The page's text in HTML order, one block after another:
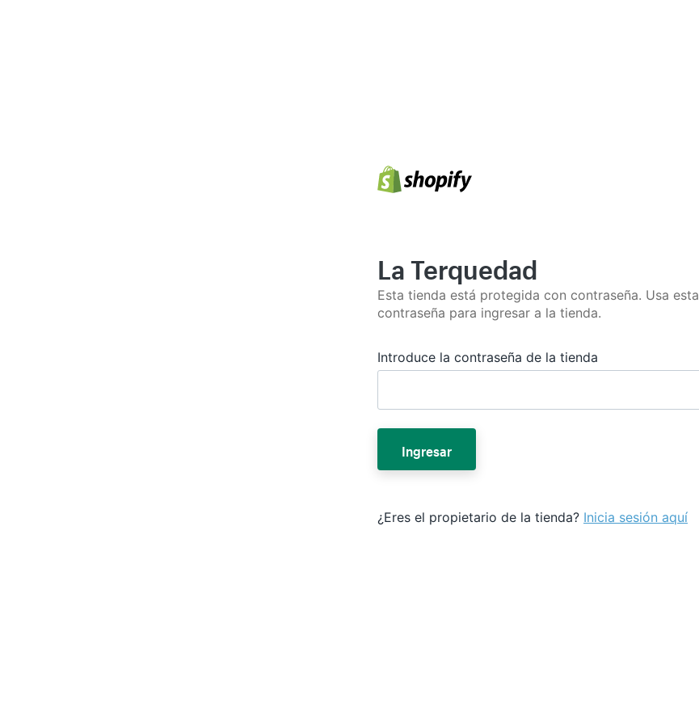
La Terquedad
Esta tienda está protegida con contraseña. Usa esta
contraseña para ingresar a la tienda.
Introduce la contraseña de la tienda
Ingresar
¿Eres el propietario de la tienda? Inicia sesión aquí